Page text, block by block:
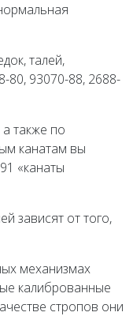
талей,
80, 93070-88, 2688-
также по
канатам вы
«канаты
зависят от того,
механизмах
калиброванные
стропов они